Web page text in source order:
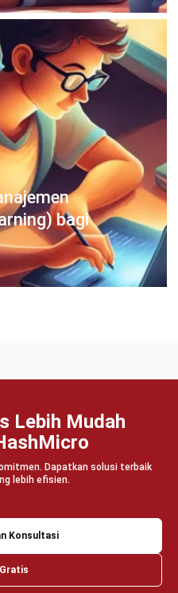
of Sales)
by Hashmicro
KamiHubungi Kami